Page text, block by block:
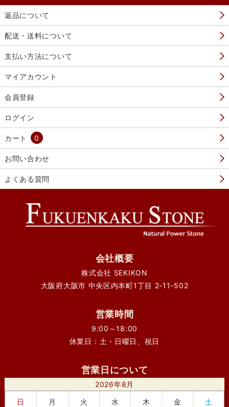
返品について
配送・送料について
支払い方法について
マイアカウント
会員登録
ログイン
カート 0
お問い合わせ
よくある質問
会社概要
株式会社 SEKIKON
大阪府大阪市 中央区内本町1丁目 2-11-502
営業時間
9:00～18:00
休業日：土・日曜日、祝日
営業日について
2026年8月
日
月 火 水 木 金 土